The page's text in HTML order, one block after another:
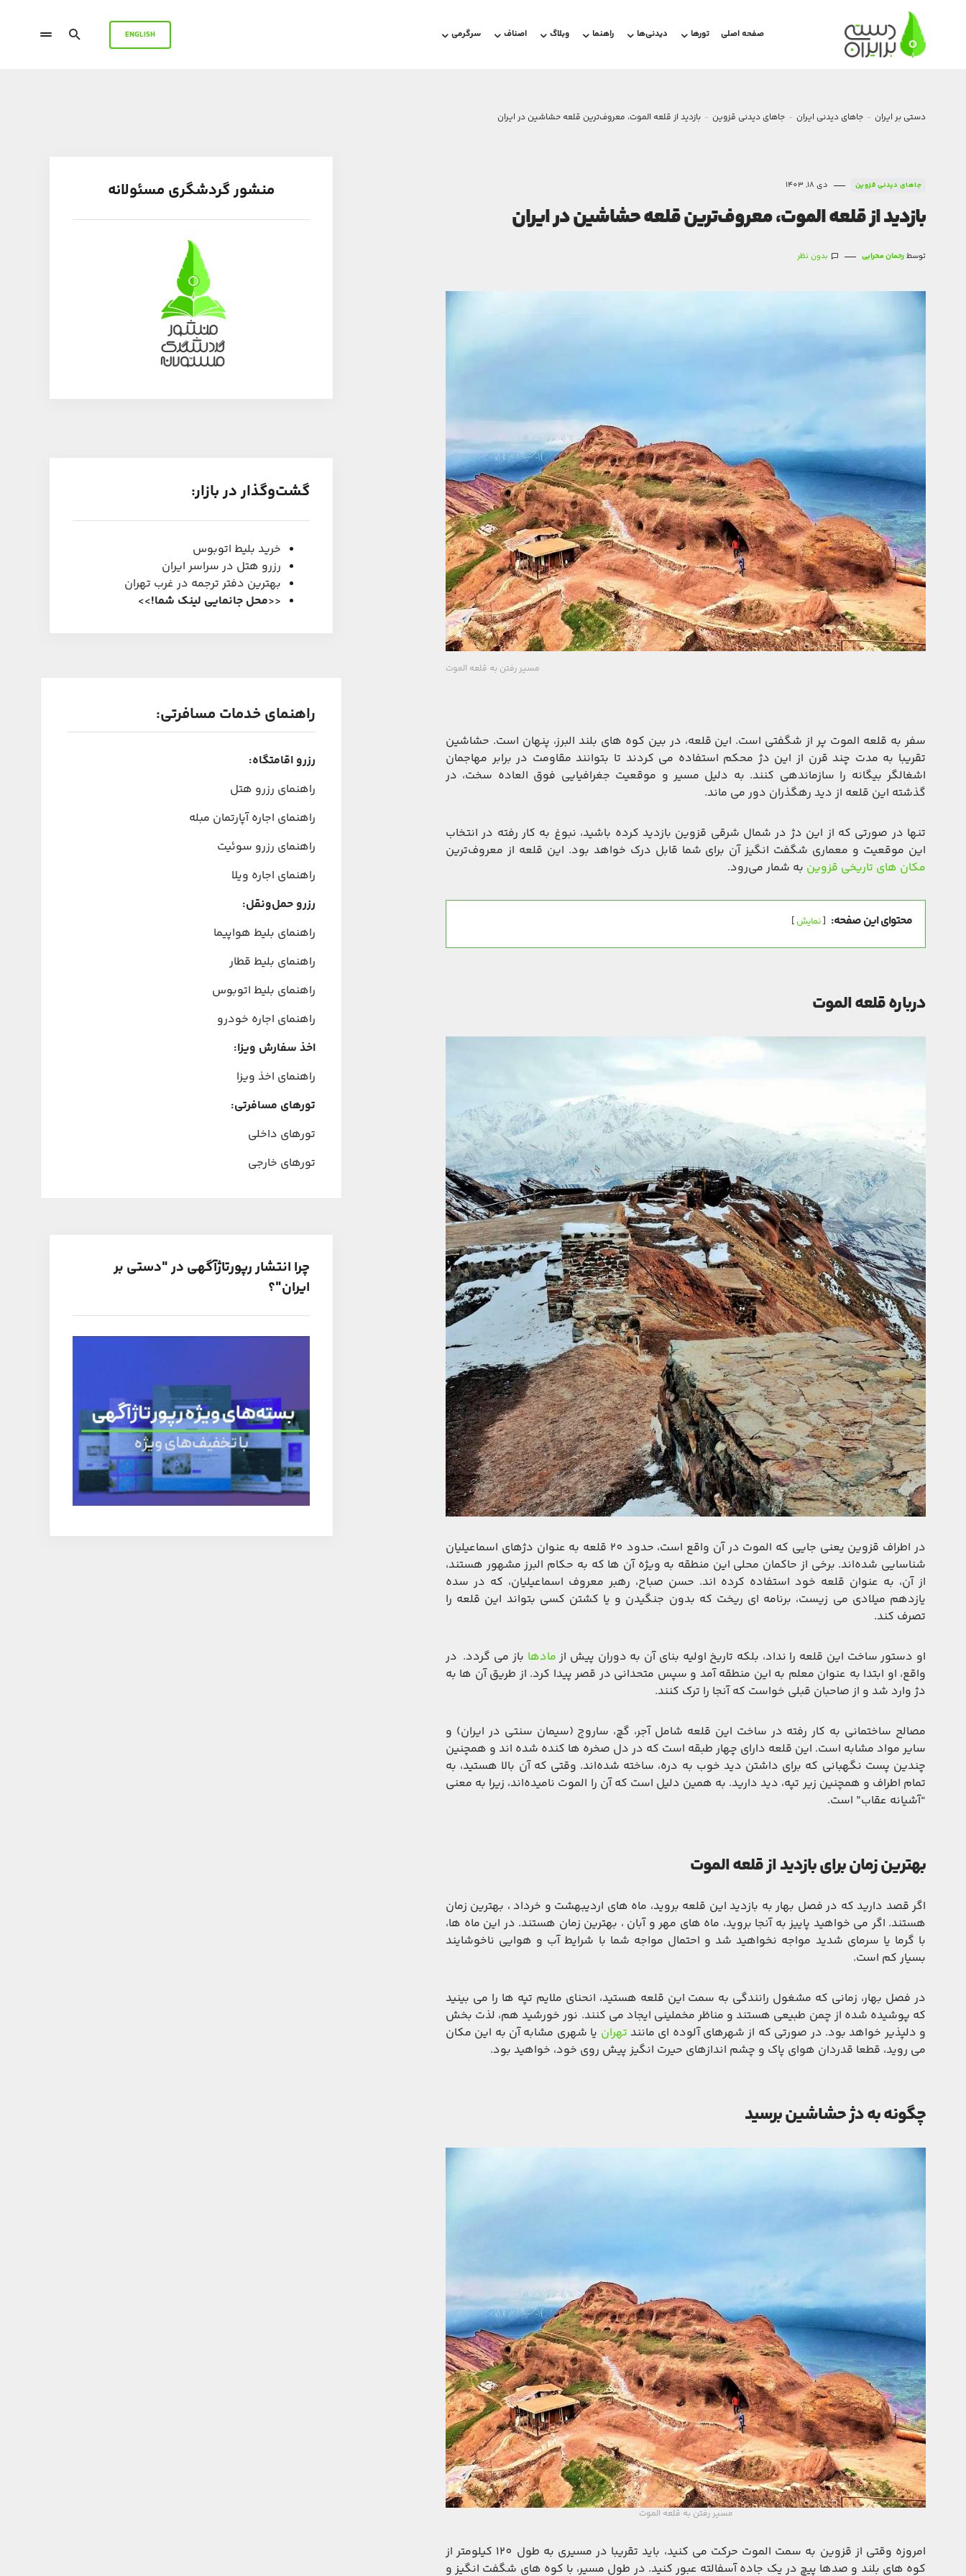
صفحه اصلی تورها دیدنی‌ها راهنما وبلاگ اصناف سرگرمی ENGLISH
دستی بر ایران جاهای دیدنی ایران جاهای دیدنی قزوین بازدید از قلعه الموت، معروف‌ترین قلعه حشاشین در ایران
جاهای دیدنی قزوین دی 18, 1403
بازدید از قلعه الموت، معروف‌ترین قلعه حشاشین در ایران
توسطرحمان محرابی بدون نظر
مسیر رفتن به قلعه الموت
سفر به قلعه الموت پر از شگفتی است. این قلعه، در بین کوه های بلند البرز، پنهان است. حشاشین
تقریبا به مدت چند قرن از این دژ محکم استفاده می کردند تا بتوانند مقاومت در برابر مهاجمان
اشغالگر بیگانه را سازماندهی کنند. به دلیل مسیر و موقعیت جغرافیایی فوق العاده سخت، در
گذشته این قلعه از دید رهگذران دور می ماند.
تنها در صورتی که از این دژ در شمال شرقی قزوین بازدید کرده باشید، نبوغ به کار رفته در انتخاب
این موقعیت و معماری شگفت انگیز آن برای شما قابل درک خواهد بود. این قلعه از معروف‌ترین
مکان های تاریخی قزوین به شمار می‌رود.
محتوای این صفحه: نمایش
درباره قلعه الموت
در اطراف قزوین یعنی جایی که الموت در آن واقع است، حدود 20 قلعه به عنوان دژهای اسماعیلیان
شناسایی شده‌اند. برخی از حاکمان محلی این منطقه به ویژه آن ها که به حکام البرز مشهور هستند،
از آن، به عنوان قلعه خود استفاده کرده اند. حسن صباح، رهبر معروف اسماعیلیان، که در سده
یازدهم میلادی می زیست، برنامه ای ریخت که بدون جنگیدن و یا کشتن کسی بتواند این قلعه را
تصرف کند.
او دستور ساخت این قلعه را نداد، بلکه تاریخ اولیه بنای آن به دوران پیش از مادها باز می گردد. در
واقع، او ابتدا به عنوان معلم به این منطقه آمد و سپس متحدانی در قصر پیدا کرد. از طریق آن ها به
دژ وارد شد و از صاحبان قبلی خواست که آنجا را ترک کنند.
مصالح ساختمانی به کار رفته در ساخت این قلعه شامل آجر، گچ، ساروج (سیمان سنتی در ایران) و
سایر مواد مشابه است. این قلعه دارای چهار طبقه است که در دل صخره ها کنده شده اند و همچنین
چندین پست نگهبانی که برای داشتن دید خوب به دره، ساخته شده‌اند. وقتی که آن بالا هستید، به
تمام اطراف و همچنین زیر تپه، دید دارید. به همین دلیل است که آن را الموت نامیده‌اند، زیرا به معنی
“آشیانه عقاب” است.
بهترین زمان برای بازدید از قلعه الموت
اگر قصد دارید که در فصل بهار به بازدید این قلعه بروید، ماه های اردیبهشت و خرداد ، بهترین زمان
هستند. اگر می خواهید پاییز به آنجا بروید، ماه های مهر و آبان ، بهترین زمان هستند. در این ماه ها،
با گرما یا سرمای شدید مواجه نخواهید شد و احتمال مواجه شما با شرایط آب و هوایی ناخوشایند
بسیار کم است.
در فصل بهار، زمانی که مشغول رانندگی به سمت این قلعه هستید، انحنای ملایم تپه ها را می بینید
که پوشیده شده از چمن طبیعی هستند و مناظر مخملینی ایجاد می کنند. نور خورشید هم، لذت بخش
و دلپذیر خواهد بود. در صورتی که از شهرهای آلوده ای مانند تهران یا شهری مشابه آن به این مکان
می روید، قطعا قدردان هوای پاک و چشم اندازهای حیرت انگیز پیش روی خود، خواهید بود.
چگونه به دژ حشاشین برسید
مسیر رفتن به قلعه الموت
امروزه وقتی از قزوین به سمت الموت حرکت می کنید، باید تقریبا در مسیری به طول 120 کیلومتر از
کوه های بلند و صدها پیچ در یک جاده آسفالته عبور کنید. در طول مسیر، با کوه های شگفت انگیز و
منشور گردشگری مسئولانه
گشت‌و‌گذار در بازار:
خرید بلیط اتوبوس
رزرو هتل در سراسر ایران
بهترین دفتر ترجمه در غرب تهران
<<محل جانمایی لینک شما!
>>
راهنمای خدمات مسافرتی:
رزرو اقامتگاه:
راهنمای رزرو هتل
راهنمای اجاره آپارتمان مبله
راهنمای رزرو سوئیت
راهنمای اجاره ویلا
رزرو حمل‌ونقل:
راهنمای بلیط هواپیما
راهنمای بلیط قطار
راهنمای بلیط اتوبوس
راهنمای اجاره خودرو
اخذ سفارش ویزا:
راهنمای اخذ ویزا
تورهای مسافرتی:
تورهای داخلی
تورهای خارجی
چرا انتشار رپورتاژآگهی در "دستی بر
ایران"؟